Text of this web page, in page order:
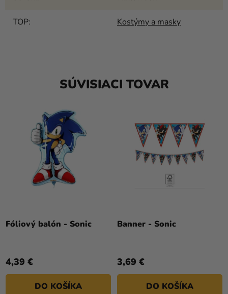
TOP: Kostýmy a masky
SÚVISIACI TOVAR
Fóliový balón - Sonic
4,39 €
DO KOŠÍKA
Banner - Sonic
3,69 €
DO KOŠÍKA